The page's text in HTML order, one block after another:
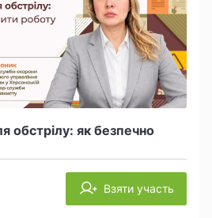
обстрілу: як безпечно
Взяти участь